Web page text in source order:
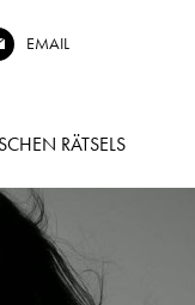
EMAIL
RÄTSELS